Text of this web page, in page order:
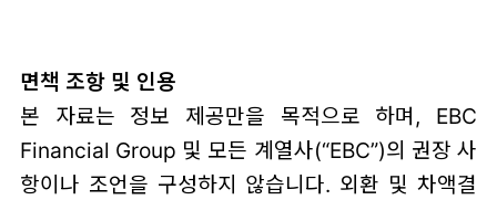
면책 조항 및 인용
본 자료는 정보 제공만을 목적으로 하며, EBC
Financial Group 및 모든 계열사(“EBC”)의 권장 사
항이나 조언을 구성하지 않습니다. 외환 및 차액결